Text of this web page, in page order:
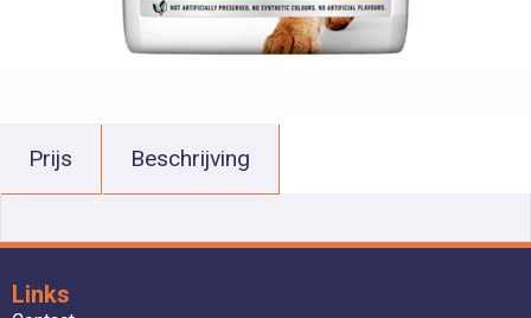
Prijs Beschrijving
Links